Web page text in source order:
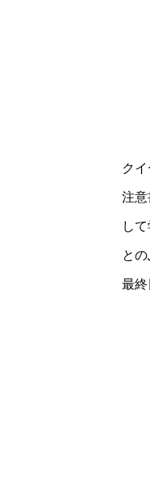
ク
注
し
と
最終